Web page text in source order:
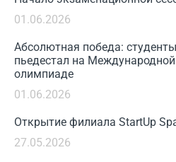
01.06.2026
Абсолютная победа:
пьедестал на
олимпиаде
01.06.2026
Открытие филиала StartUp
27.05.2026